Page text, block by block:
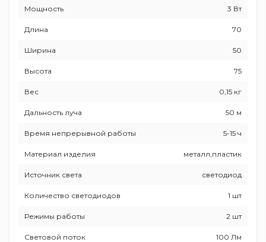
Мощность 3 Вт
Длина 70
Ширина 50
Высота 75
Вес 0,15 кг
Дальность луча 50 м
Время непрерывной работы 5-15 ч
Материал изделия металл,пластик
Источник света светодиод
Количество светодиодов 1 шт
Режимы работы 2 шт
Световой поток 100 Лм